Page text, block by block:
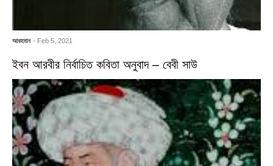
আবহমান - Feb 5, 2021
ইবন আরবীর নির্বাচিত কবিতা অনুবাদ – বেবী সাউ